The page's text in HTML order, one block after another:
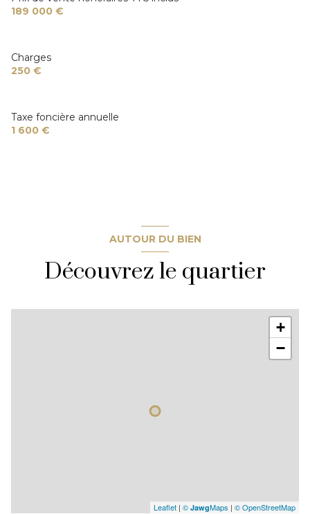
189 000 €
Charges
250 €
Taxe foncière annuelle
1 600 €
AUTOUR DU BIEN
Découvrez le quartier
+
−
Leaflet | © JawgMaps | © OpenStreetMap